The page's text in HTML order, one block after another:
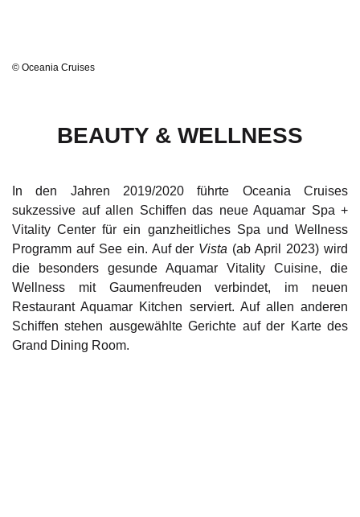
© Oceania Cruises
BEAUTY & WELLNESS
In den Jahren 2019/2020 führte Oceania Cruises
sukzessive auf allen Schiffen das neue Aquamar Spa +
Vitality Center für ein ganzheitliches Spa und Wellness
Programm auf See ein. Auf der Vista (ab April 2023) wird
die besonders gesunde Aquamar Vitality Cuisine, die
Wellness mit Gaumenfreuden verbindet, im neuen
Restaurant Aquamar Kitchen serviert. Auf allen anderen
Schiffen stehen ausgewählte Gerichte auf der Karte des
Grand Dining Room.